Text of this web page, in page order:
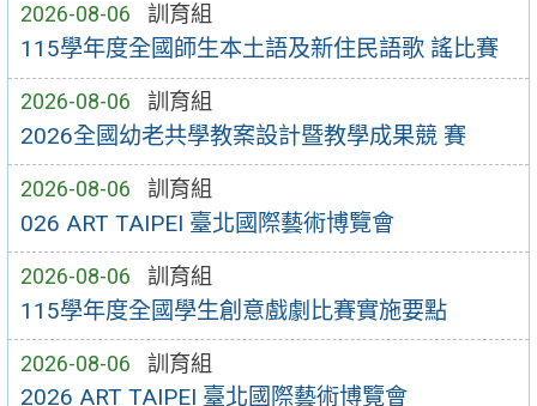
2026-08-06 訓育組
115學年度全國師生本土語及新住民語歌 謠比賽
2026-08-06 訓育組
2026全國幼老共學教案設計暨教學成果競 賽
2026-08-06 訓育組
026 ART TAIPEI 臺北國際藝術博覽會
2026-08-06 訓育組
115學年度全國學生創意戲劇比賽實施要點
2026-08-06 訓育組
2026 ART TAIPEI 臺北國際藝術博覽會